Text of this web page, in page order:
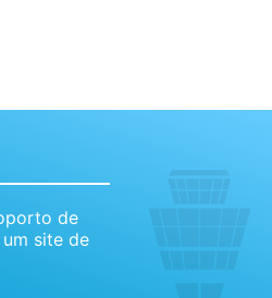
de
site de